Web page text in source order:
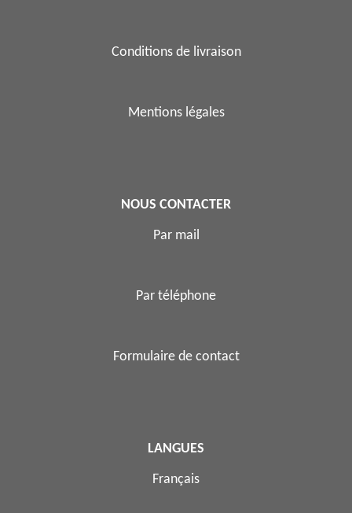
Conditions de livraison
Mentions légales
NOUS CONTACTER
Par mail
Par téléphone
Formulaire de contact
LANGUES
Français